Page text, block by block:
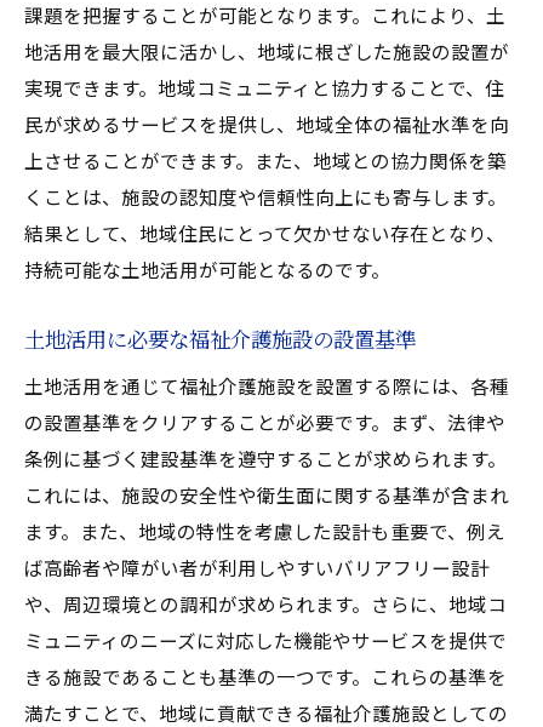
土地活用における地域特性と施設選びの関
係
地域人口動態に基づく福祉介護施設の選定
交通アクセスを考慮した土地活用のアプロ
地域医療機関との連携を考えた施設選び
土地活用で実現する地域特性を活かした施
土地活用で実現可能福祉介護施設の最適な形と
は
土地活用で目指すべき最適な福祉介護施設
の形
福祉介護施設の設計における土地活用の意
義
土地活用に基づく施設の最適化戦略
地域に根ざした土地活用型施設の特徴
土地活用を通じた施設の長寿命化の秘訣
施設環境と土地活用による利用者満足度向
課題を把握することが可能となります。これにより、土
地活用を最大限に活かし、地域に根ざした施設の設置が
実現できます。地域コミュニティと協力することで、住
民が求めるサービスを提供し、地域全体の福祉水準を向
上させることができます。また、地域との協力関係を築
くことは、施設の認知度や信頼性向上にも寄与します。
結果として、地域住民にとって欠かせない存在となり、
持続可能な土地活用が可能となるのです。
土地活用に必要な福祉介護施設の設置基準
土地活用を通じて福祉介護施設を設置する際には、各種
の設置基準をクリアすることが必要です。まず、法律や
条例に基づく建設基準を遵守することが求められます。
これには、施設の安全性や衛生面に関する基準が含まれ
ます。また、地域の特性を考慮した設計も重要で、例え
ば高齢者や障がい者が利用しやすいバリアフリー設計
や、周辺環境との調和が求められます。さらに、地域コ
ミュニティのニーズに対応した機能やサービスを提供で
きる施設であることも基準の一つです。これらの基準を
満たすことで、地域に貢献できる福祉介護施設としての